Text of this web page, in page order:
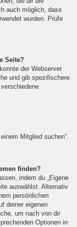
auch möglich, dass
wurden. Prüfe
Seite?
der Webserver
und gib spezifischere
Mitglied suchen“.
finden?
indem du „Eigene
auswählst. Alternativ
persönlichen
deiner eigenen
um nach von dir
Optionen in